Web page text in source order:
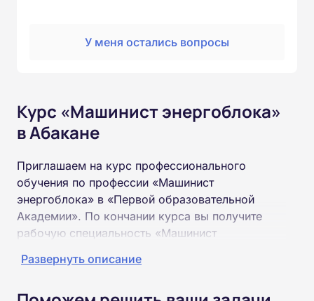
У меня остались вопросы
Курс «Машинист энергоблока»
в Абакане
Приглашаем на курс профессионального
обучения по профессии «Машинист
энергоблока» в «Первой образовательной
Академии». По кончании курса вы получите
рабочую специальность «Машинист
Развернуть описание